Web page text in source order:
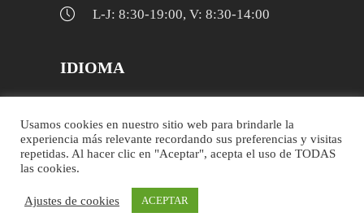
L-J: 8:30-19:00, V: 8:30-14:00
IDIOMA
Español
Usamos cookies en nuestro sitio web para brindarle la
experiencia más relevante recordando sus preferencias y visitas
repetidas. Al hacer clic en "Aceptar", acepta el uso de TODAS
las cookies.
Ajustes de cookies ACEPTAR